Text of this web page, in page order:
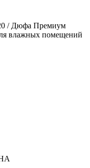
/ Дюфа Премиум
влажных помещений